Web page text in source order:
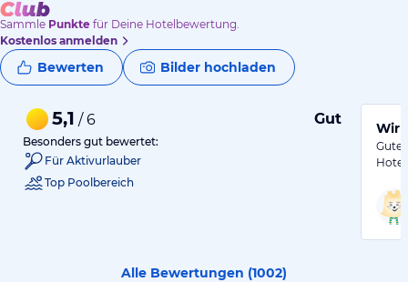
Sammle Punkte für Deine Hotelbewertung.
Kostenlos anmelden
Bewerten Bilder hochladen
5,1 / 6 Gut
Besonders gut bewertet:
Für Aktivurlauber
Top Poolbereich
Wir
Gute
Alle Bewertungen (1002)